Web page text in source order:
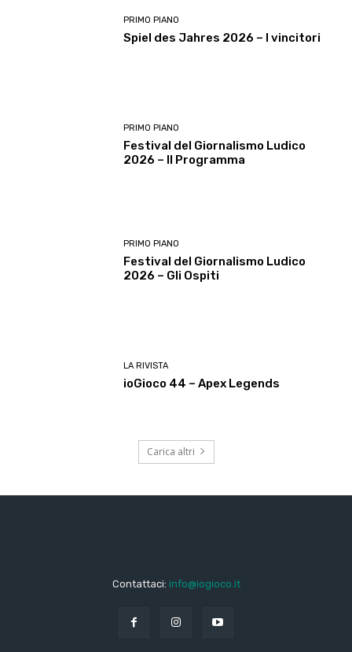
PRIMO PIANO
Spiel des Jahres 2026 – I vincitori
PRIMO PIANO
Festival del Giornalismo Ludico
2026 – Il Programma
PRIMO PIANO
Festival del Giornalismo Ludico
2026 – Gli Ospiti
LA RIVISTA
ioGioco 44 – Apex Legends
Carica altri
Contattaci: info@iogioco.it